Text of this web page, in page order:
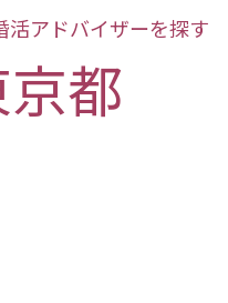
活アドバイザーを探す
都